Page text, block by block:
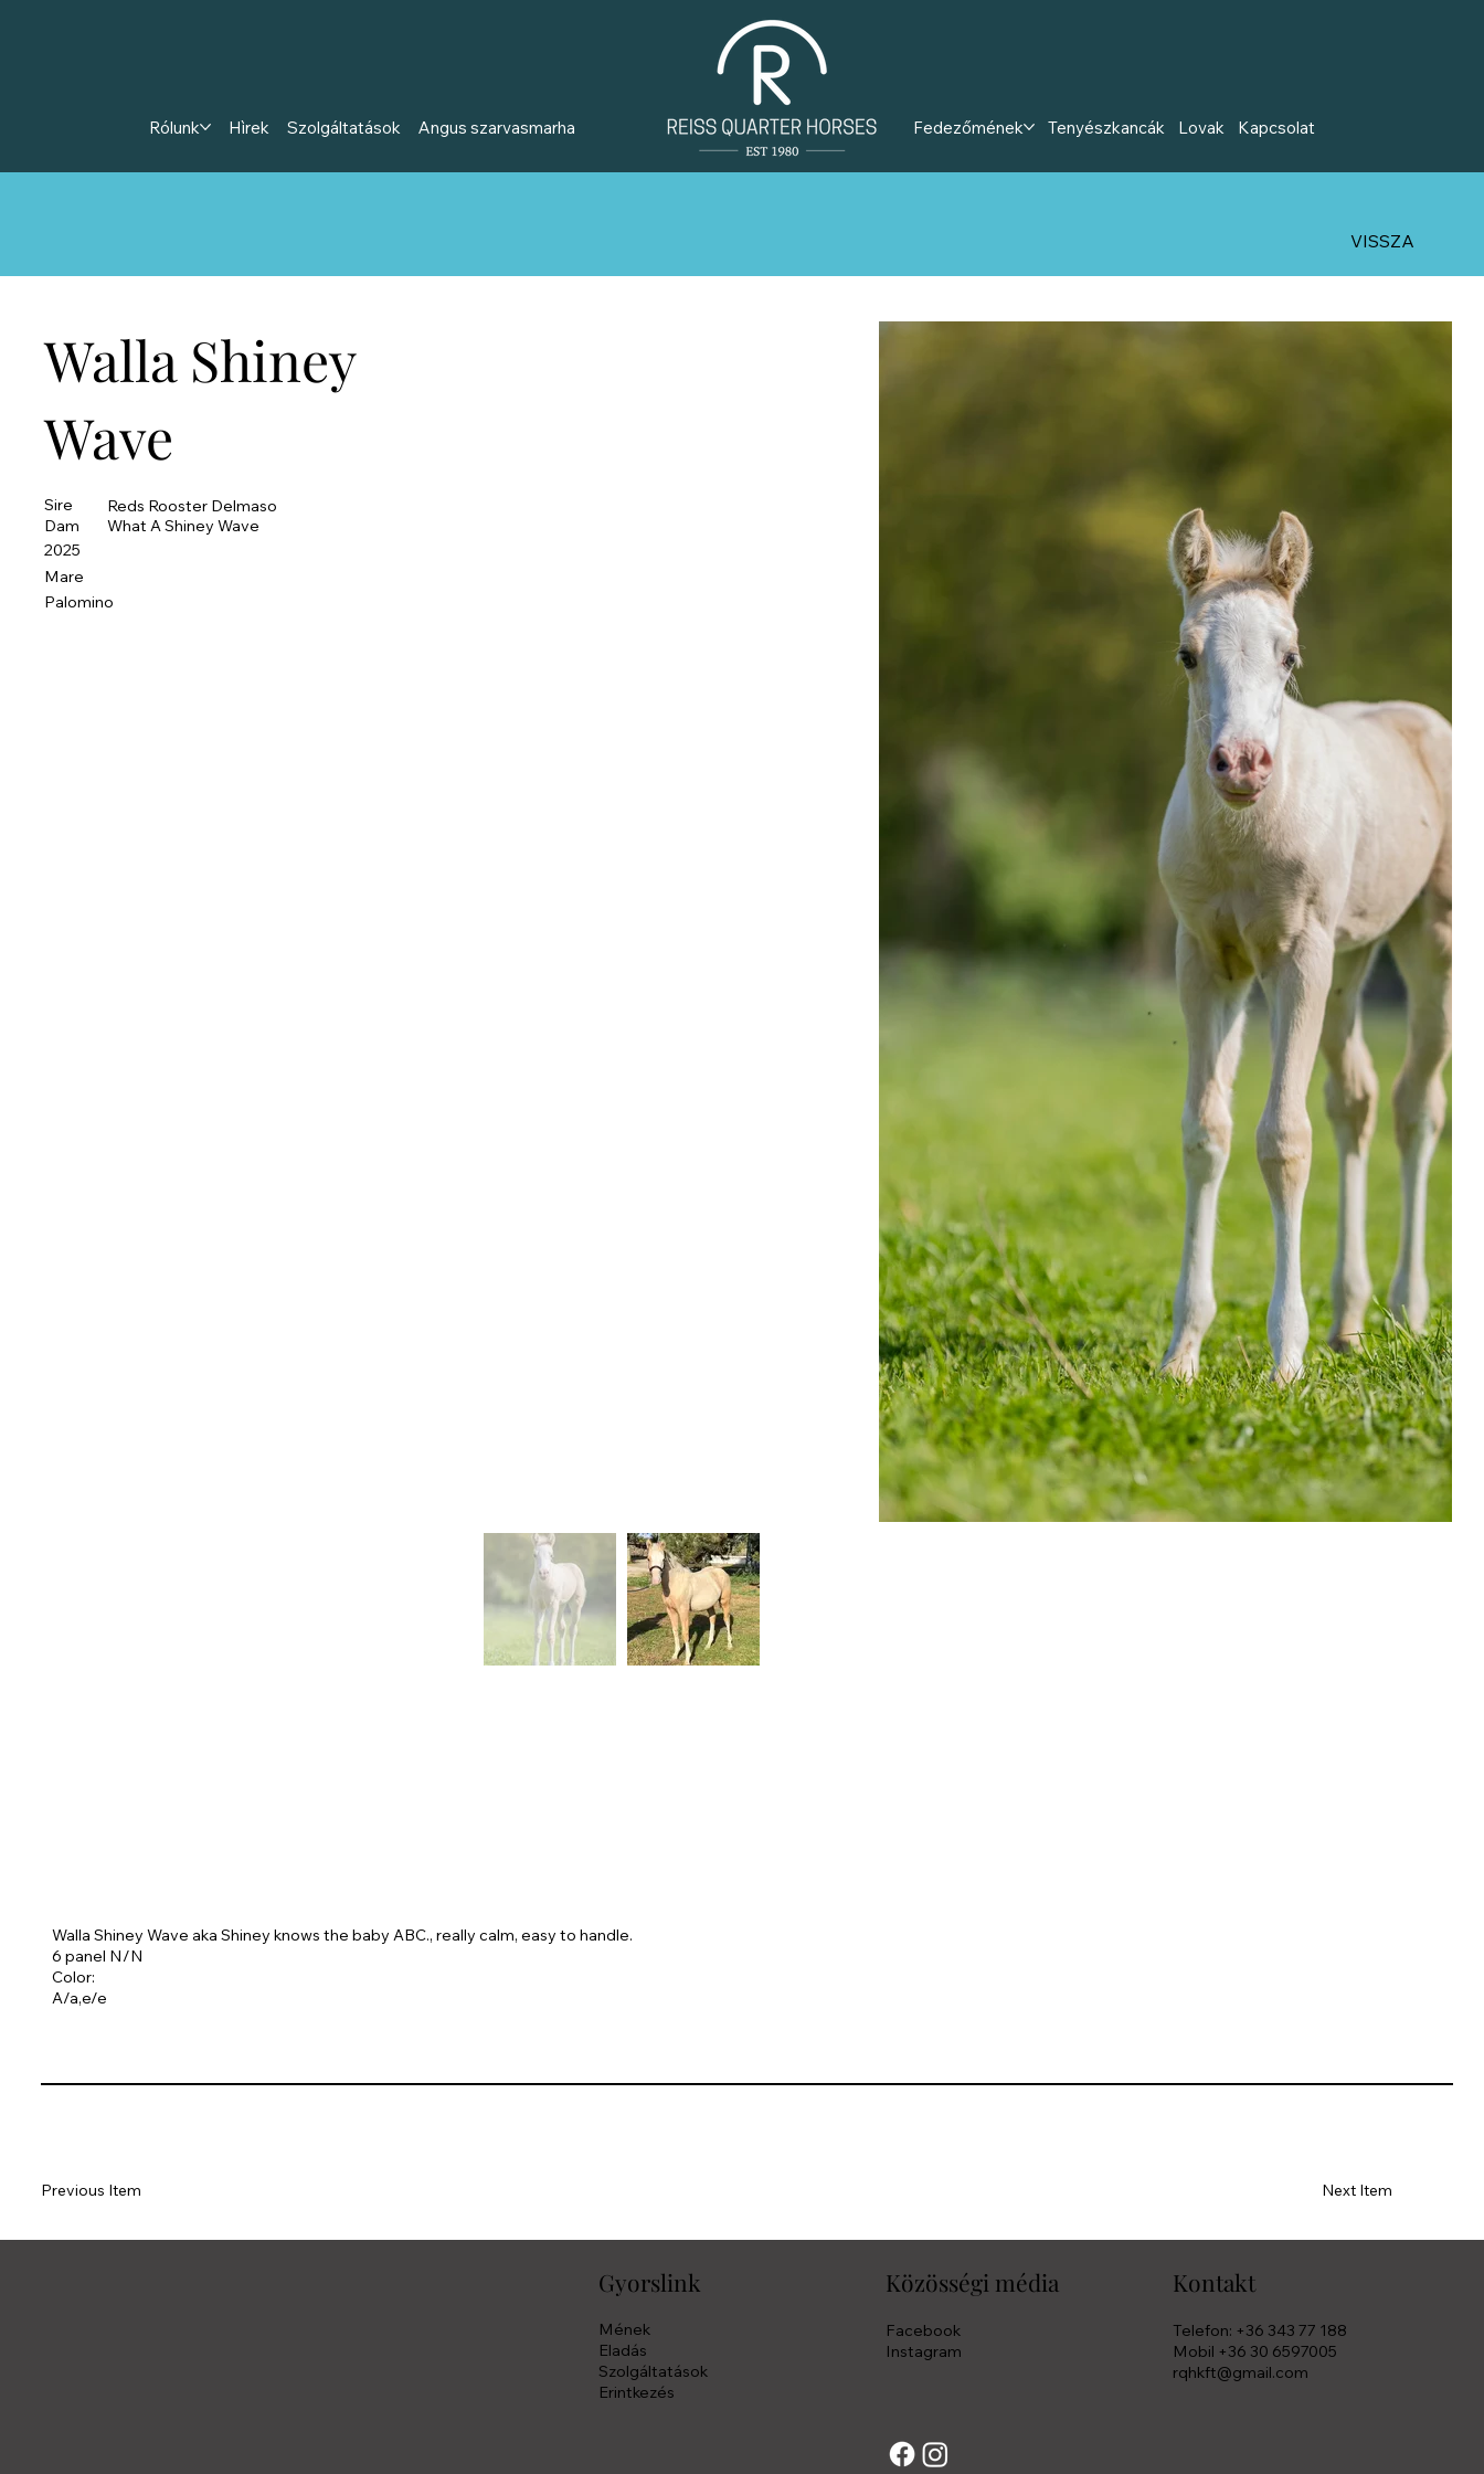
Rólunk Hìrek Szolgáltatások Angus szarvasmarha Fedezőmének Tenyészkancák Lovak Kapcsolat
VISSZA
Walla Shiney
Wave
Sire
Reds Rooster Delmaso
Dam
What A Shiney Wave
2025
Mare
Palomino
Walla Shiney Wave aka Shiney knows the baby ABC., really calm, easy to handle.
6 panel N/N
Color:
A/a,e/e
Previous Item Next Item
Gyorslink
Mének
Eladás
Szolgáltatások
Erintkezés
Közösségi média
Facebook
Instagram
Kontakt
Telefon: +36 343 77 188
Mobil +36 30 6597005
rqhkft@gmail.com